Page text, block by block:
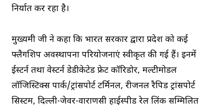
निर्यात कर रहा है।
मुख्यमंत्री जी ने कहा कि भारत सरकार द्वारा प्रदेश को कई
फ्लैगशिप अवस्थापना परियोजनाएं स्वीकृत की गई हैं। इनमें
ईस्टर्न तथा वेस्टर्न डेडीकेटेड फ्रेट कॉरिडोर, मल्टीमोडल
लॉजिस्टिक्स पार्क/ट्रांसपोर्ट टर्मिनल, रीजनल रैपिड ट्रांसपोर्ट
सिस्टम, दिल्ली-जेवर-वाराणसी हाईस्पीड रेल लिंक सम्मिलित